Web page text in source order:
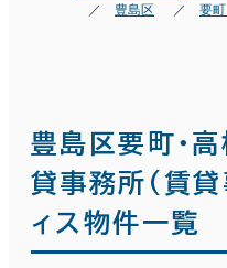
豊島区
要
豊島区要町・高
貸事務所(賃貸
ィス物件一覧